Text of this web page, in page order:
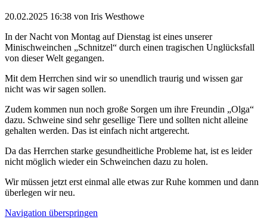
20.02.2025 16:38 von Iris Westhowe
In der Nacht von Montag auf Dienstag ist eines unserer
Minischweinchen „Schnitzel“ durch einen tragischen Unglücksfall
von dieser Welt gegangen.
Mit dem Herrchen sind wir so unendlich traurig und wissen gar
nicht was wir sagen sollen.
Zudem kommen nun noch große Sorgen um ihre Freundin „Olga“
dazu. Schweine sind sehr gesellige Tiere und sollten nicht alleine
gehalten werden. Das ist einfach nicht artgerecht.
Da das Herrchen starke gesundheitliche Probleme hat, ist es leider
nicht möglich wieder ein Schweinchen dazu zu holen.
Wir müssen jetzt erst einmal alle etwas zur Ruhe kommen und dann
überlegen wir neu.
Navigation überspringen